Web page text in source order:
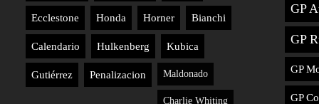
Ecclestone Honda Horner Bianchi
Calendario Hulkenberg Kubica
Gutiérrez Penalizacion Maldonado
Charlie Whiting
GP
GP
GP
GP